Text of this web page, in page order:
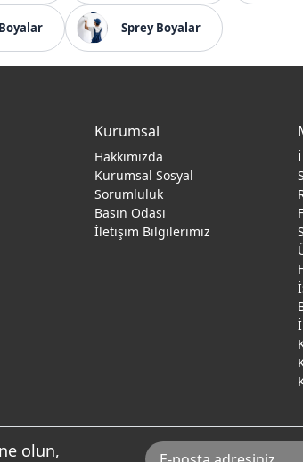
Sprey Boyalar
Kurumsal
Hakkımızda
Kurumsal Sosyal
Sorumluluk
Basın Odası
İletişim Bilgilerimiz
olun,